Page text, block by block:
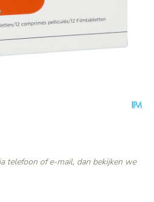
telefoon of e-mail, dan bekijken we